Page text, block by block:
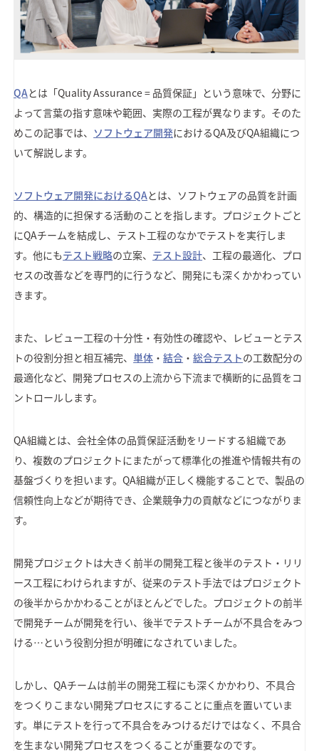
QAとは「Quality Assurance = 品質保証」という意味で、分野に
よって言葉の指す意味や範囲、実際の工程が異なります。そのた
めこの記事では、 ソフトウェア開発におけるQA及びQA組織につ
いて解説します。
ソフトウェア開発におけるQAとは、ソフトウェアの品質を計画
的、構造的に担保する活動のことを指します。プロジェクトごと
にQAチームを結成し、テスト工程のなかでテストを実行しま
す。他にもテスト戦略の立案、 テスト設計、工程の最適化、プロ
セスの改善などを専門的に行うなど、開発にも深くかかわってい
きます。
また、レビュー工程の十分性・有効性の確認や、レビューとテス
トの役割分担と相互補完、単体 ・結合 ・総合テストの工数配分の
最適化など、開発プロセスの上流から下流まで横断的に品質をコ
ントロールします。
QA組織とは、会社全体の品質保証活動をリードする組織であ
り、複数のプロジェクトにまたがって標準化の推進や情報共有の
基盤づくりを担います。QA組織が正しく機能することで、製品の
信頼性向上などが期待でき、企業競争力の貢献などにつながりま
す。
開発プロジェクトは大きく前半の開発工程と後半のテスト・リリ
ース工程にわけられますが、従来のテスト手法ではプロジェクト
の後半からかかわることがほとんどでした。プロジェクトの前半
で開発チームが開発を行い、後半でテストチームが不具合をみつ
ける…という役割分担が明確になされていました。
しかし、QAチームは前半の開発工程にも深くかかわり、不具合
をつくりこまない開発プロセスにすることに重点を置いていま
す。単にテストを行って不具合をみつけるだけではなく、不具合
を生まない開発プロセスをつくることが重要なのです。